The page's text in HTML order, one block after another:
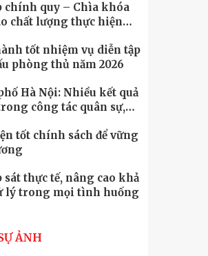
chính quy – Chìa khóa
chất lượng thực hiện
tốt nhiệm vụ diễn tập
phòng thủ năm 2026
Hà Nội: Nhiều kết quả
công tác quân sự,
tốt chính sách để vững
sát thực tế, nâng cao khả
lý trong mọi tình huống
mạnh, rộng khắp” ngay
ẢNH